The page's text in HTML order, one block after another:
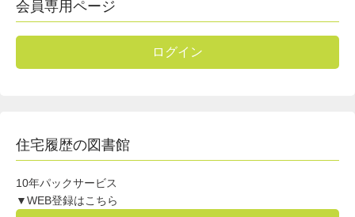
会員専用ページ
ログイン
住宅履歴の図書館
10年パックサービス
▼WEB登録はこちら